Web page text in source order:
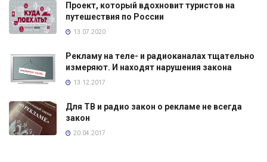
Проект, который вдохновит туристов на
путешествия по России
13.07.2020
Рекламу на теле- и радиоканалах тщательно
измеряют. И находят нарушения закона
13.12.2017
Для ТВ и радио закон о рекламе не всегда
закон
20.04.2017